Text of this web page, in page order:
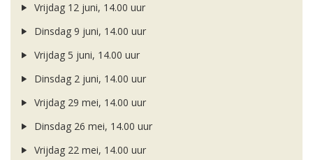
Vrijdag 12 juni, 14.00 uur
Dinsdag 9 juni, 14.00 uur
Vrijdag 5 juni, 14.00 uur
Dinsdag 2 juni, 14.00 uur
Vrijdag 29 mei, 14.00 uur
Dinsdag 26 mei, 14.00 uur
Vrijdag 22 mei, 14.00 uur